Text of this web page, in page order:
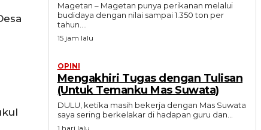
Magetan – Magetan punya perikanan melalui
budidaya dengan nilai sampai 1.350 ton per
tahun....
15 jam lalu
OPINI
Mengakhiri Tugas dengan Tulisan
(Untuk Temanku Mas Suwata)
DULU, ketika masih bekerja dengan Mas Suwata
saya sering berkelakar di hadapan guru dan...
1 hari lalu